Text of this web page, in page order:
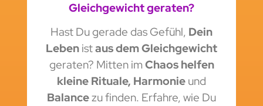
Gleichgewicht geraten?
Hast Du gerade das Gefühl, Dein
Leben istaus dem Gleichgewicht
geraten? Mitten im Chaos helfen
kleine Rituale, Harmonie und
Balancezu finden. Erfahre, wie Du